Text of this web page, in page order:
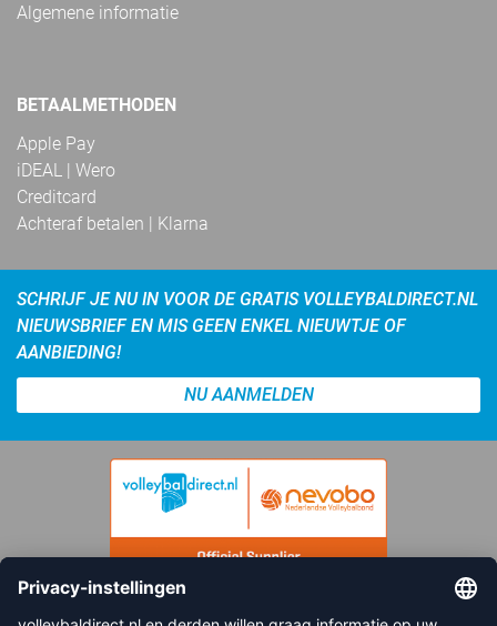
Algemene informatie
BETAALMETHODEN
Apple Pay
iDEAL | Wero
Creditcard
Achteraf betalen | Klarna
SCHRIJF JE NU IN VOOR DE GRATIS VOLLEYBALDIRECT.NL
NIEUWSBRIEF EN MIS GEEN ENKEL NIEUWTJE OF
AANBIEDING!
NU AANMELDEN